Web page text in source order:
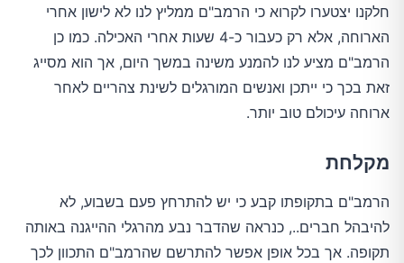
חלקנו יצטערו לקרוא כי הרמב"ם ממליץ לנו לא לישון אחרי
הארוחה, אלא רק כעבור כ-4 שעות אחרי האכילה. כמו כן
הרמב"ם מציע לנו להמנע משינה במשך היום, אך הוא מסייג
זאת בכך כי ייתכן ואנשים המורגלים לשינת צהריים לאחר
ארוחה עיכולם טוב יותר.
מקלחת
הרמב"ם בתקופתו קבע כי יש להתרחץ פעם בשבוע, לא
להיבהל חברים.., כנראה שהדבר נבע מהרגלי ההייגנה באותה
תקופה. אך בכל אופן אפשר להתרשם שהרמב"ם התכוון לכך